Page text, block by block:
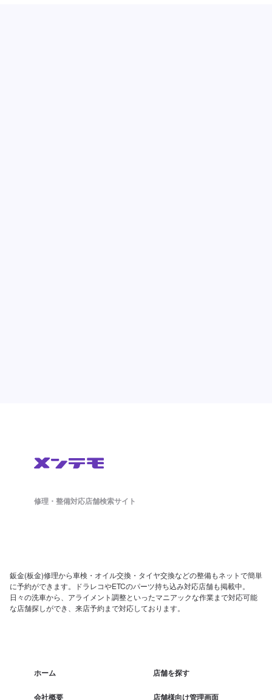
修理・整備対応店舗検索サイト
鈑金(板金)修理から車検・オイル交換・タイヤ交換などの整備もネットで簡単
に予約ができます。ドラレコやETCのパーツ持ち込み対応店舗も掲載中。
日々の洗車から、アライメント調整といったマニアックな作業まで対応可能
な店舗探しができ、来店予約まで対応しております。
ホーム 店舗を探す
会社概要 店舗様向け管理画面